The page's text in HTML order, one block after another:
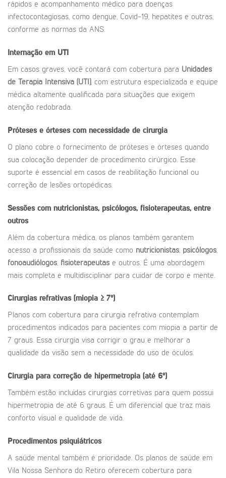
rápidos e acompanhamento médico para doenças
infectocontagiosas, como dengue, Covid-19, hepatites e outras,
conforme as normas da ANS.
Internação em UTI
Em casos graves, você contará com cobertura para Unidades
de Terapia Intensiva (UTI), com estrutura especializada e equipe
médica altamente qualificada para situações que exigem
atenção redobrada.
Próteses e órteses com necessidade de cirurgia
O plano cobre o fornecimento de próteses e órteses quando
sua colocação depender de procedimento cirúrgico. Esse
suporte é essencial em casos de reabilitação funcional ou
correção de lesões ortopédicas.
Sessões com nutricionistas, psicólogos, fisioterapeutas, entre
outros
Além da cobertura médica, os planos também garantem
acesso a profissionais da saúde como nutricionistas, psicólogos,
fonoaudiólogos, fisioterapeutase outros. É uma abordagem
mais completa e multidisciplinar para cuidar de corpo e mente.
Cirurgias refrativas (miopia ≥ 7º)
Planos com cobertura para cirurgia refrativa contemplam
procedimentos indicados para pacientes com miopia a partir de
7 graus. Essa cirurgia visa corrigir o grau e melhorar a
qualidade da visão sem a necessidade do uso de óculos.
Cirurgia para correção de hipermetropia (até 6º)
Também estão incluídas cirurgias corretivas para quem possui
hipermetropia de até 6 graus. É um diferencial que traz mais
conforto visual e qualidade de vida.
Procedimentos psiquiátricos
A saúde mental também é prioridade. Os planos de saúde em
Vila Nossa Senhora do Retiro oferecem cobertura para